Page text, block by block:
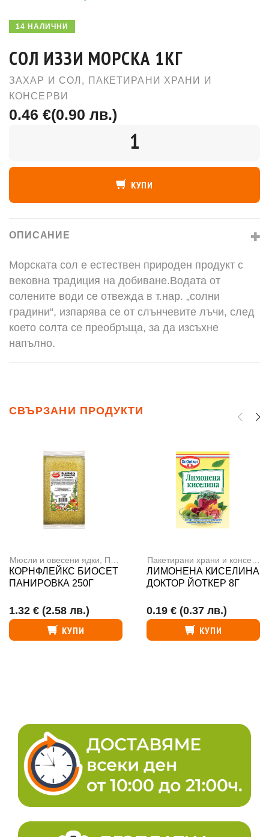
14 НАЛИЧНИ
СОЛ ИЗЗИ МОРСКА 1КГ
ЗАХАР И СОЛ ,
ПАКЕТИРАНИ ХРАНИ И
КОНСЕРВИ
0.46 €(0.90 лв.)
КУПИ
ОПИСАНИЕ
Морската сол е естествен природен продукт с
вековна традиция на добиване.Водата от
солените води се отвежда в т.нар. „солни
градини“, изпарява се от слънчевите лъчи, след
което солта се преобръща, за да изсъхне
напълно.
СВЪРЗАНИ ПРОДУКТИ
Мюсли и овесени ядки Пакетирани храни и консерви
КОРНФЛЕЙКС БИОСЕТ
ПАНИРОВКА 250Г
1.32 € (2.58 лв.)
КУПИ
ЛИМОНЕНА КИСЕЛИНА
ДОКТОР ЙОТКЕР 8Г
0.19 € (0.37 лв.)
КУПИ